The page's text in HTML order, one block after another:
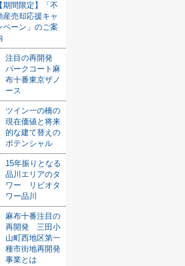
【期間限定】「不
産売却応援キャ
ペーン」のご案
注目の再開発
パークコート麻
布十番東京ザノ
ース
ツイン一の橋の
現在価値と将来
的な建て替えの
ポテンシャル
15年振りとなる
品川エリアのタ
ワー リビオタ
ワー品川
麻布十番注目の
再開発 三田小
山町西地区第一
種市街地再開発
事業とは